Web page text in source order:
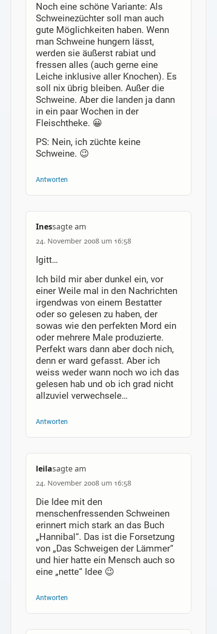
Noch eine schöne Variante: Als
Schweinezüchter soll man auch
gute Möglichkeiten haben. Wenn
man Schweine hungern lässt,
werden sie äußerst rabiat und
fressen alles (auch gerne eine
Leiche inklusive aller Knochen). Es
soll nix übrig bleiben. Außer die
Schweine. Aber die landen ja dann
in ein paar Wochen in der
Fleischtheke. 😀
PS: Nein, ich züchte keine
Schweine. 😉
Antworten
Inessagte am
24. November 2008 um 16:58
Igitt…
Ich bild mir aber dunkel ein, vor
einer Weile mal in den Nachrichten
irgendwas von einem Bestatter
oder so gelesen zu haben, der
sowas wie den perfekten Mord ein
oder mehrere Male produzierte.
Perfekt wars dann aber doch nich,
denn er ward gefasst. Aber ich
weiss weder wann noch wo ich das
gelesen hab und ob ich grad nicht
allzuviel verwechsele…
Antworten
leilasagte am
24. November 2008 um 16:58
Die Idee mit den
menschenfressenden Schweinen
erinnert mich stark an das Buch
„Hannibal“. Das ist die Forsetzung
von „Das Schweigen der Lämmer“
und hier hatte ein Mensch auch so
eine „nette“ Idee 😉
Antworten